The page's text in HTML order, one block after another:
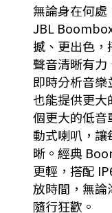
無論身在何
JBL
撼、更出色，
聲音清晰有
即時分析音樂
也能提供更大
個更大的低音
動式喇叭，
晰。經典
更輕，搭配
放時間，無論
隨行狂歡。